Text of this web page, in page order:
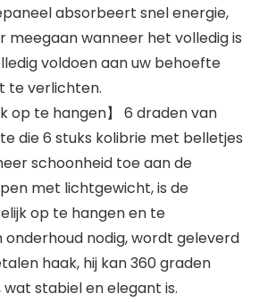
absorbeert snel energie,
meegaan wanneer het volledig is
voldoen aan uw behoefte
te verlichten.
op te hangen】 6 draden van
die 6 stuks kolibrie met belletjes
schoonheid toe aan de
met lichtgewicht, is de
op te hangen en te
onderhoud nodig, wordt geleverd
haak, hij kan 360 graden
wat stabiel en elegant is.